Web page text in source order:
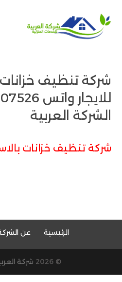
شركة تنظيف خزانات
الشركة العربية
شركة تنظيف خزانات
الرئيسية عن
© 2026 شركة